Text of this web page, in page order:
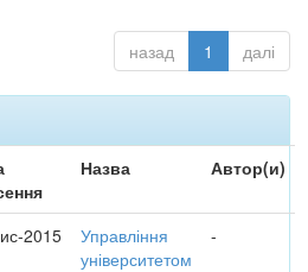
назад 1 далі
Назва Автор(и)
2015
Управління
університетом
-